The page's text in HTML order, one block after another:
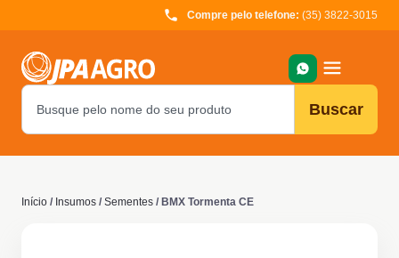
Compre pelo telefone: (35) 3822-3015
Buscar
Início / Insumos / Sementes / BMX Tormenta CE